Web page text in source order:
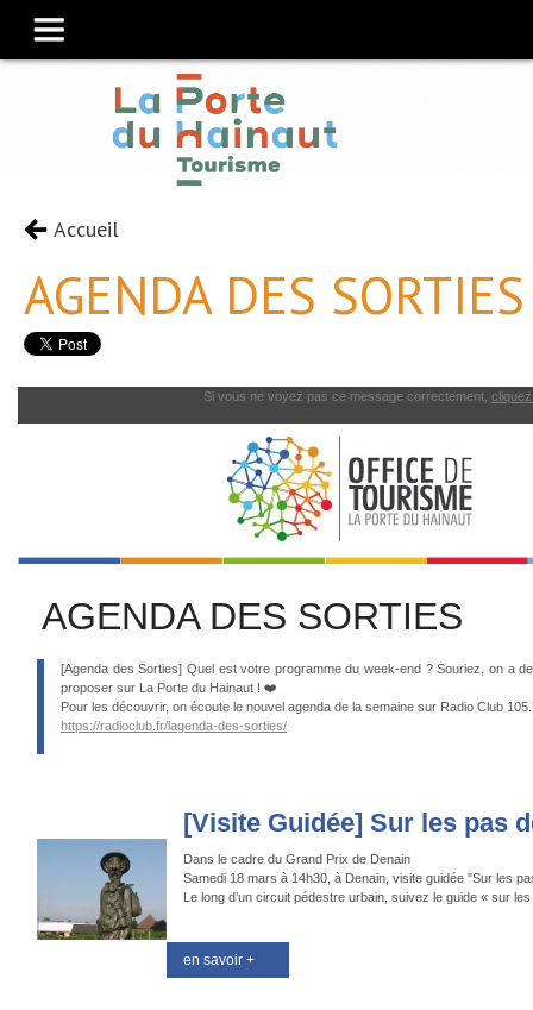
Accueil
AGENDA DES SORTIES
Si vous ne voyez pas ce message correctement,
AGENDA DES SORTIES
[Agenda des Sorties] Quel est votre programme du week-end ? Souriez, on a
proposer sur La Porte du Hainaut ! ❤️
Pour les découvrir, on écoute le nouvel agenda de la semaine sur Radio Club
https://radioclub.fr/lagenda-des-sorties/
[Visite Guidée] Sur les pas
Dans le cadre du Grand Prix de Denain
Samedi 18 mars à 14h30, à Denain, visite guidée "Sur les
Le long d’un circuit pédestre urbain, suivez le guide « sur
en savoir +